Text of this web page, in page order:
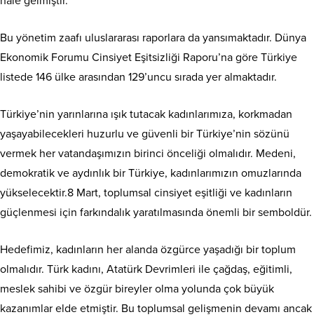
Bu yönetim zaafı uluslararası raporlara da yansımaktadır. Dünya
Ekonomik Forumu Cinsiyet Eşitsizliği Raporu’na göre Türkiye
listede 146 ülke arasından 129’uncu sırada yer almaktadır.
Türkiye’nin yarınlarına ışık tutacak kadınlarımıza, korkmadan
yaşayabilecekleri huzurlu ve güvenli bir Türkiye’nin sözünü
vermek her vatandaşımızın birinci önceliği olmalıdır. Medeni,
demokratik ve aydınlık bir Türkiye, kadınlarımızın omuzlarında
yükselecektir.8 Mart, toplumsal cinsiyet eşitliği ve kadınların
güçlenmesi için farkındalık yaratılmasında önemli bir semboldür.
Hedefimiz, kadınların her alanda özgürce yaşadığı bir toplum
olmalıdır. Türk kadını, Atatürk Devrimleri ile çağdaş, eğitimli,
meslek sahibi ve özgür bireyler olma yolunda çok büyük
kazanımlar elde etmiştir. Bu toplumsal gelişmenin devamı ancak